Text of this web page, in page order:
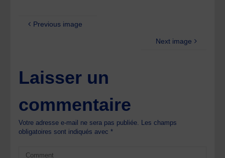
Previous image
Next image
Laisser un
commentaire
Votre adresse e-mail ne sera pas publiée. Les champs
obligatoires sont indiqués avec*